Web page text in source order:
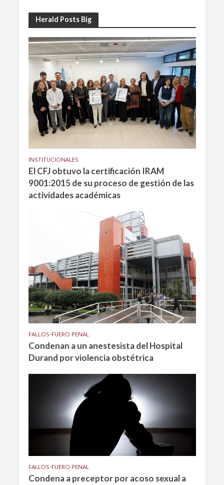
Herald Posts Big
INSTITUCIONALES
El CFJ obtuvo la certificación IRAM
9001:2015 de su proceso de gestión de las
actividades académicas
FALLOS•FUERO PENAL
Condenan a un anestesista del Hospital
Durand por violencia obstétrica
FALLOS•FUERO PENAL
Condena a preceptor por acoso sexual a